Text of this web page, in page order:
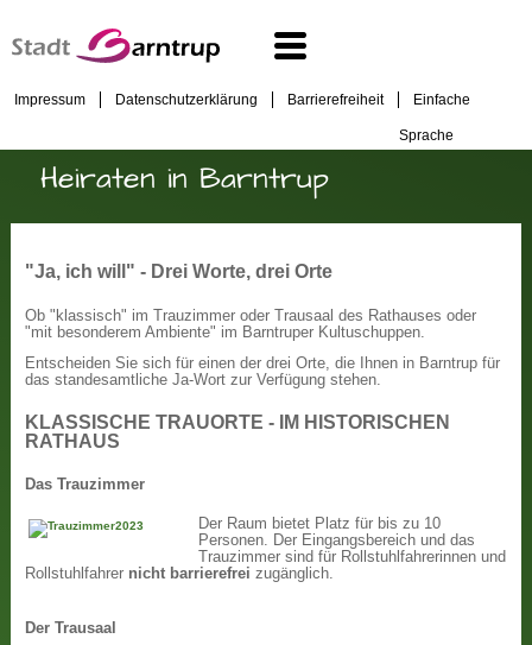
Impressum Datenschutzerklärung Barrierefreiheit Einfache
Sprache
Heiraten in Barntrup
"Ja, ich will" - Drei Worte, drei Orte
Ob "klassisch" im Trauzimmer oder Trausaal des Rathauses oder
"mit besonderem Ambiente" im Barntruper Kultuschuppen.
Entscheiden Sie sich für einen der drei Orte, die Ihnen in Barntrup für
das standesamtliche Ja-Wort zur Verfügung stehen.
KLASSISCHE TRAUORTE - IM HISTORISCHEN
RATHAUS
Das Trauzimmer
Der Raum bietet Platz für bis zu 10
Personen. Der Eingangsbereich und das
Trauzimmer sind für Rollstuhlfahrerinnen und
Rollstuhlfahrer nicht barrierefrei zugänglich.
Der Trausaal